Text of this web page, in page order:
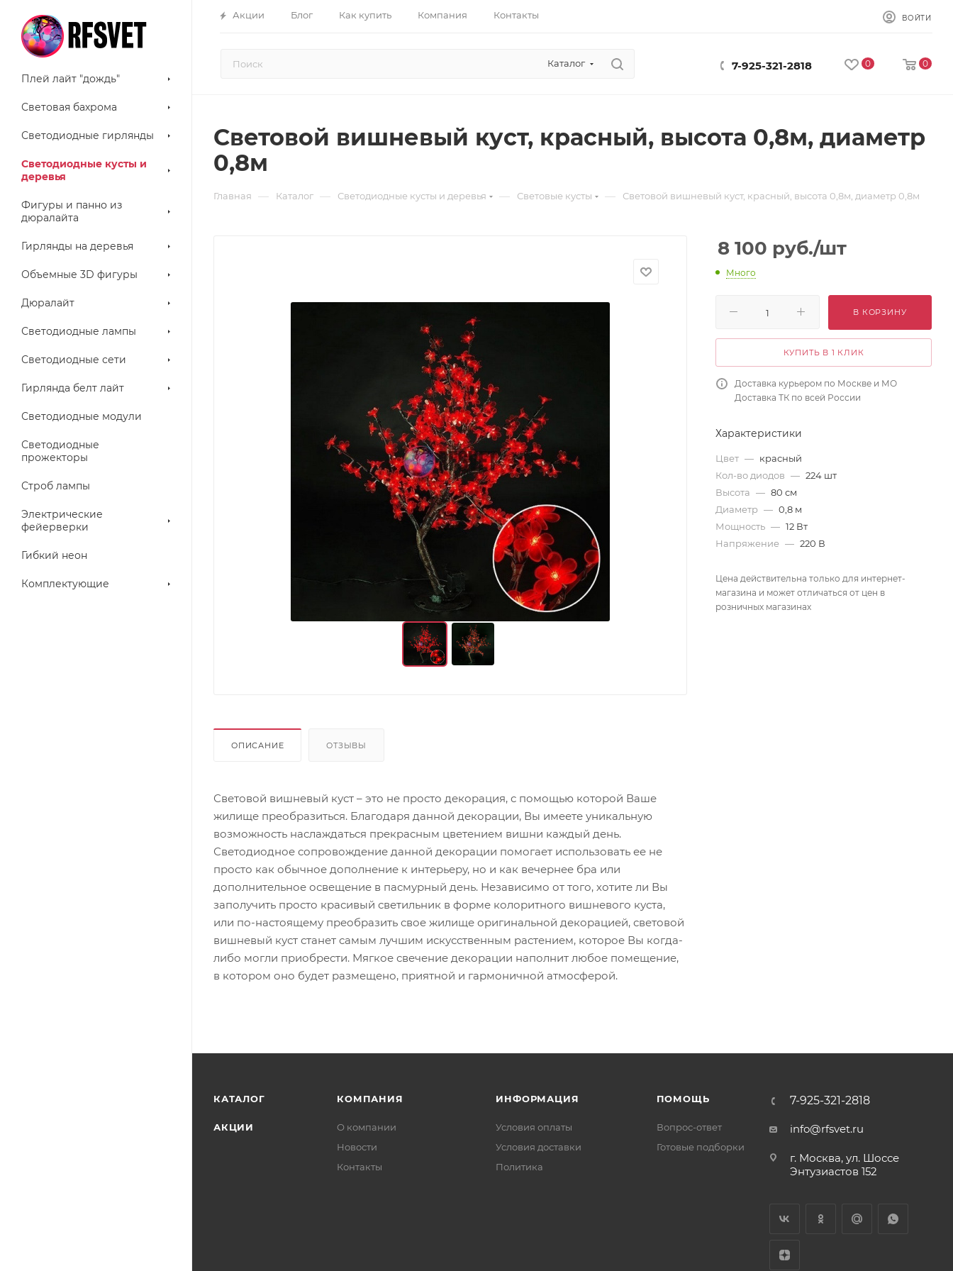
Акции Блог Как купить Компания Контакты ВОЙТИ
Каталог 7-925-321-2818 0 0
Плей лайт "дождь"
Световая бахрома
Светодиодные гирлянды
Светодиодные кусты и
деревья
Фигуры и панно из
дюралайта
Гирлянды на деревья
Объемные 3D фигуры
Дюралайт
Светодиодные лампы
Светодиодные сети
Гирлянда белт лайт
Светодиодные модули
Светодиодные
прожекторы
Строб лампы
Электрические
фейерверки
Гибкий неон
Комплектующие
Световой вишневый куст, красный, высота 0,8м, диаметр
0,8м
Главная — Каталог — Светодиодные кусты и деревья — Световые кусты — Световой вишневый куст, красный, высота 0,8м, диаметр 0,8м
ОПИСАНИЕ ОТЗЫВЫ
Световой вишневый куст – это не просто декорация, с помощью которой Ваше
жилище преобразиться. Благодаря данной декорации, Вы имеете уникальную
возможность наслаждаться прекрасным цветением вишни каждый день.
Светодиодное сопровождение данной декорации помогает использовать ее не
просто как обычное дополнение к интерьеру, но и как вечернее бра или
дополнительное освещение в пасмурный день. Независимо от того, хотите ли Вы
заполучить просто красивый светильник в форме колоритного вишневого куста,
или по-настоящему преобразить свое жилище оригинальной декорацией, световой
вишневый куст станет самым лучшим искусственным растением, которое Вы когда-
либо могли приобрести. Мягкое свечение декорации наполнит любое помещение,
в котором оно будет размещено, приятной и гармоничной атмосферой.
8 100 руб./шт
Много
В КОРЗИНУ
КУПИТЬ В 1 КЛИК
Доставка курьером по Москве и МО
Доставка ТК по всей России
Характеристики
Цвет — красный
Кол-во диодов — 224 шт
Высота — 80 см
Диаметр — 0,8 м
Мощность — 12 Вт
Напряжение — 220 В
Цена действительна только для интернет-
магазина и может отличаться от цен в
розничных магазинах
КАТАЛОГ
АКЦИИ
КОМПАНИЯ
О компании
Новости
Контакты
ИНФОРМАЦИЯ
Условия оплаты
Условия доставки
Политика
ПОМОЩЬ
Вопрос-ответ
Готовые подборки
7-925-321-2818
info@rfsvet.ru
г. Москва, ул. Шоссе
Энтузиастов 152